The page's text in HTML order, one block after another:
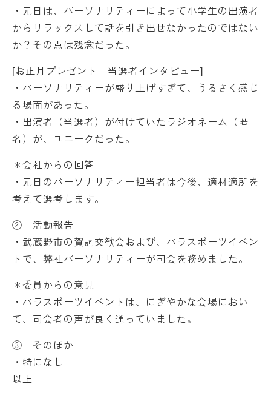
・元日は、パーソナリティーによって小学生の出演者
からリラックスして話を引き出せなかったのではない
か？その点は残念だった。
[お正月プレゼント 当選者インタビュー]
・パーソナリティーが盛り上げすぎて、うるさく感じ
る場面があった。
・出演者（当選者）が付けていたラジオネーム（匿
名）が、ユニークだった。
＊会社からの回答
・元日のパーソナリティー担当者は今後、適材適所を
考えて選考します。
② 活動報告
・武蔵野市の賀詞交歓会および、パラスポーツイベン
トで、弊社パーソナリティーが司会を務めました。
＊委員からの意見
・パラスポーツイベントは、にぎやかな会場におい
て、司会者の声が良く通っていました。
③ そのほか
・特になし
以上